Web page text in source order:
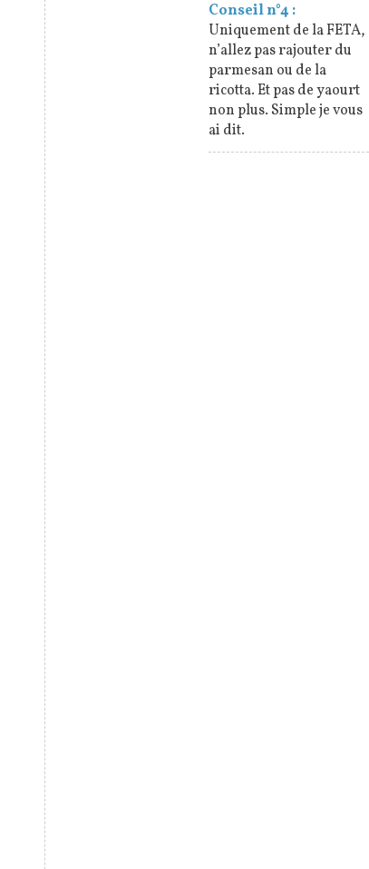
Conseil n°4 :
Uniquement de la FETA,
n’allez pas rajouter du
parmesan ou de la
ricotta. Et pas de yaourt
non plus. Simple je vous
ai dit.